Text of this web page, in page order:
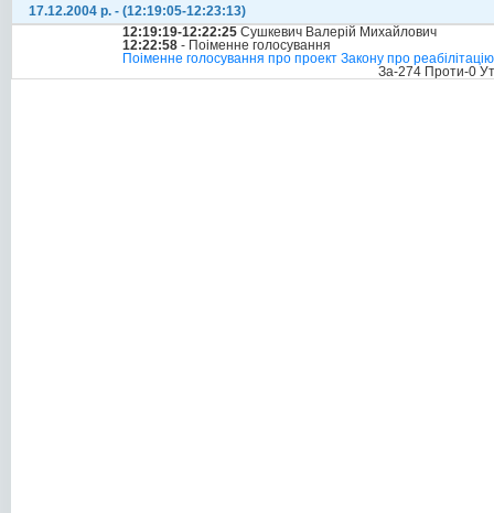
17.12.2004 р. - (12:19:05-12:23:13)
12:19:19-12:22:25 Сушкевич Валерій Михайлович
12:22:58 - Поіменне голосування
Поіменне голосування про проект Закону про
За-274 Проти-0